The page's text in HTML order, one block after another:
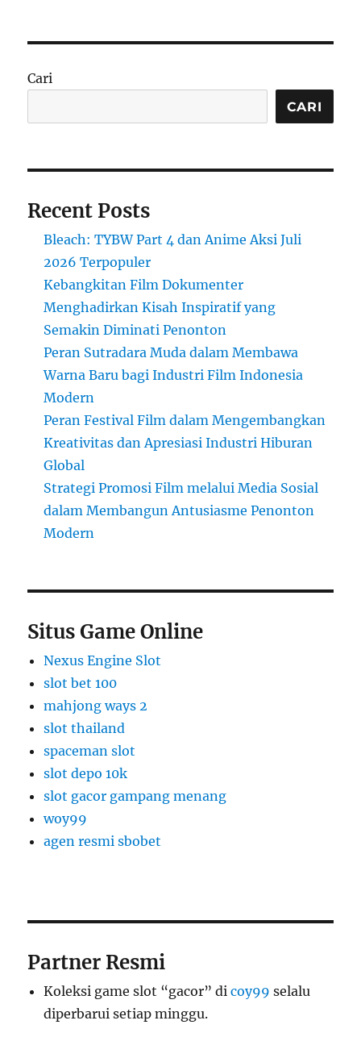
Cari
CARI
Recent Posts
Bleach: TYBW Part 4 dan Anime Aksi Juli
2026 Terpopuler
Kebangkitan Film Dokumenter
Menghadirkan Kisah Inspiratif yang
Semakin Diminati Penonton
Peran Sutradara Muda dalam Membawa
Warna Baru bagi Industri Film Indonesia
Modern
Peran Festival Film dalam Mengembangkan
Kreativitas dan Apresiasi Industri Hiburan
Global
Strategi Promosi Film melalui Media Sosial
dalam Membangun Antusiasme Penonton
Modern
Situs Game Online
Nexus Engine Slot
slot bet 100
mahjong ways 2
slot thailand
spaceman slot
slot depo 10k
slot gacor gampang menang
woy99
agen resmi sbobet
Partner Resmi
Koleksi game slot “gacor” dicoy99 selalu
diperbarui setiap minggu.